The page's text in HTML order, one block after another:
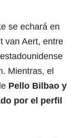
se echará en
van Aert, entre
Mientras, el
Pello Bilbao y
por el perfil